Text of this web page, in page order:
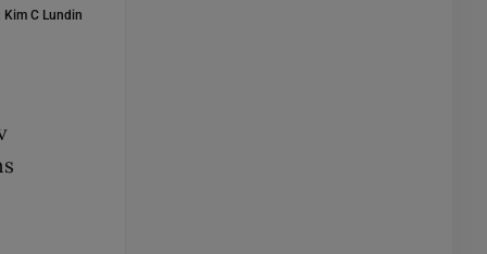
Kim C Lundin